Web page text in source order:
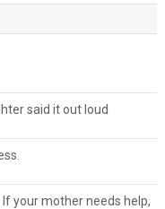
said it out loud
your mother needs help,